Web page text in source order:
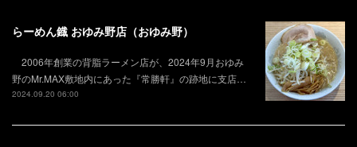
らーめん鐡 おゆみ野店（おゆみ野）
2006年創業の背脂ラーメン店が、2024年9月おゆみ
野のMr.MAX敷地内にあった『常勝軒』の跡地に支店…
2024.09.20 06:00